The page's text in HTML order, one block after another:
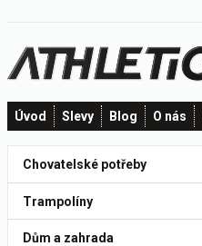
Úvod Slevy Blog O nás
Chovatelské potřeby
Trampolíny
Dům a zahrada